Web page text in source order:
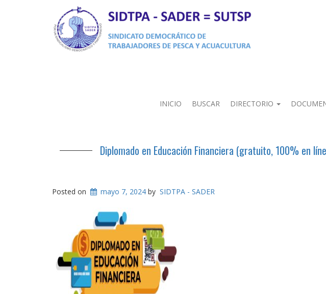
INICIO BUSCAR DIRECTORIO
Diplomado en Educación Financiera (gratuito, 100% en
Posted on mayo 7, 2024 by SIDTPA - SADER